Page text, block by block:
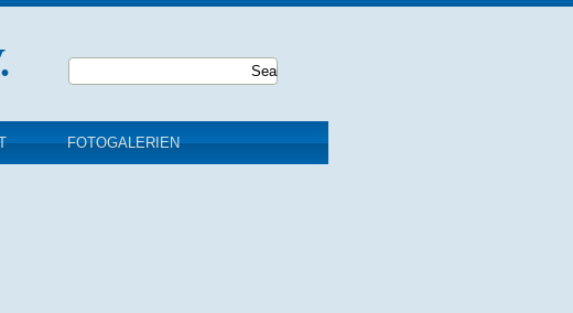
FOTOGALERIEN